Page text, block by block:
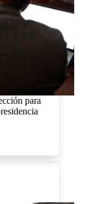
para